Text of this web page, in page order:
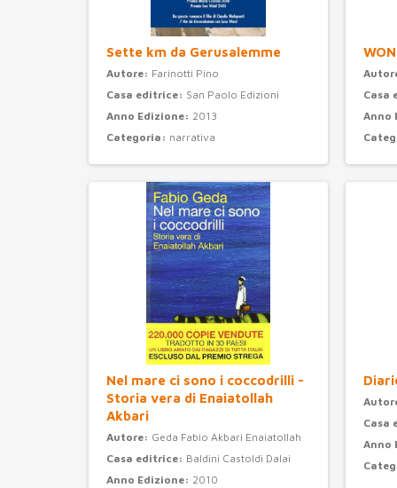
Sette km da Gerusalemme
Autore: Farinotti Pino
Casa editrice: San Paolo Edizioni
Anno Edizione: 2013
Categoria: narrativa
Casa
Anno
Nel mare ci sono i coccodrilli -
Storia vera di Enaiatollah
Akbari
Autore: Geda Fabio Akbari Enaiatollah
Casa editrice: Baldini Castoldi Dalai
Anno Edizione: 2010
Casa
Anno